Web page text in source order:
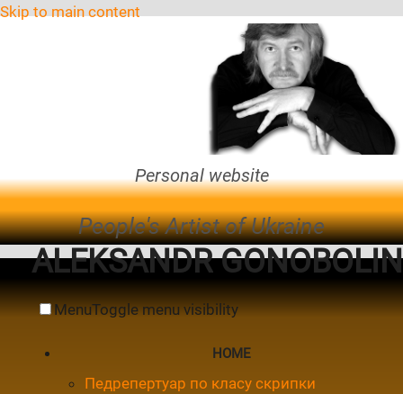
Skip to main content
Personal website
People's Artist of Ukraine
ALEKSANDR GONOBOLIN
MenuToggle menu visibility
HOME
Педрепертуар по класу скрипки